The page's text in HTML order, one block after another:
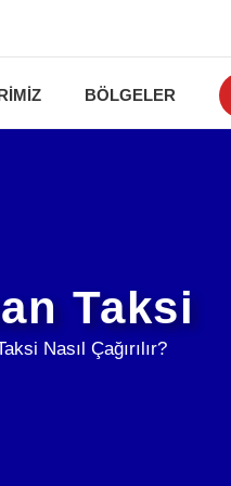
BÖLGELER
Taksi
Nasıl Çağırılır?